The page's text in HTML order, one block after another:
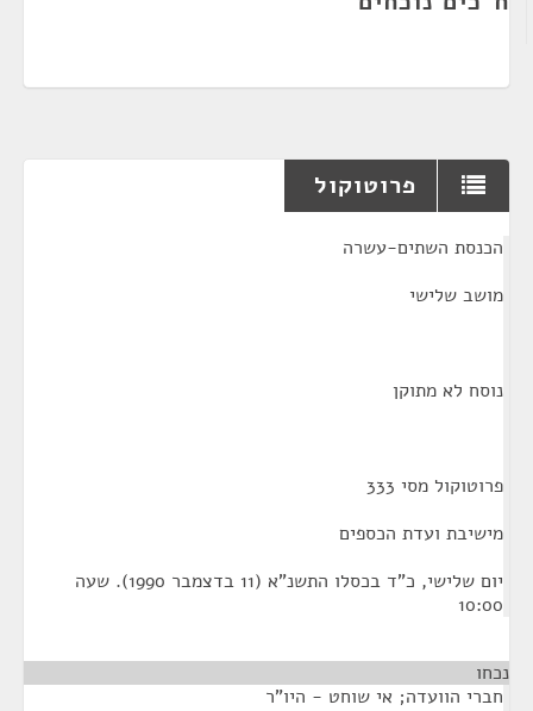
פרוטוקול
הכנסת השתים-עשרה
מושב שלישי
נוסח לא מתוקן
פרוטוקול מסי 333
מישיבת ועדת הכספים
יום שלישי, כ"ד בכסלו התשנ"א (11 בדצמבר 1990). שעה
10:00
נכחו
חברי הוועדה; אי שוחט - היו"ר